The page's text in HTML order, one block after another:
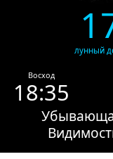
лунный
Восход
18:35